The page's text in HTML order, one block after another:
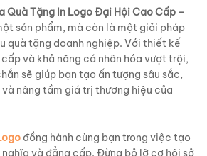
Quà Tặng In Logo Đại Hội Cao Cấp –
sản phẩm, mà còn là một giải pháp
quà tặng doanh nghiệp. Với thiết kế
và khả năng cá nhân hóa vượt trội,
sẽ giúp bạn tạo ấn tượng sâu sắc,
nâng tầm giá trị thương hiệu của
đồng hành cùng bạn trong việc tạo